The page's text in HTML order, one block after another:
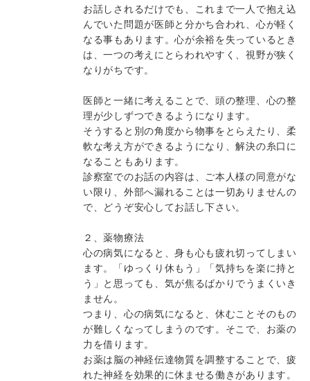
お話しされるだけでも、これまで一人で抱え込
んでいた問題が医師と分かち合われ、心が軽く
なる事もあります。心が余裕を失っているとき
は、一つの考えにとらわれやすく、視野が狭く
なりがちです。
医師と一緒に考えることで、頭の整理、心の整
理が少しずつできるようになります。
そうすると別の角度から物事をとらえたり、柔
軟な考え方ができるようになり、解決の糸口に
なることもあります。
診察室でのお話の内容は、ご本人様の同意がな
い限り、外部へ漏れることは一切ありませんの
で、どうぞ安心してお話し下さい。
２、薬物療法
心の病気になると、身も心も疲れ切ってしまい
ます。「ゆっくり休もう」「気持ちを楽に持と
う」と思っても、気が焦るばかりでうまくいき
ません。
つまり、心の病気になると、休むことそのもの
が難しくなってしまうのです。そこで、お薬の
力を借ります。
お薬は脳の神経伝達物質を調整することで、疲
れた神経を効果的に休ませる働きがあります。